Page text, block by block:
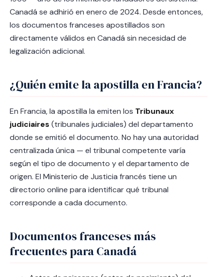
Canadá se adhirió en enero de 2024. Desde entonces,
los documentos franceses apostillados son
directamente válidos en Canadá sin necesidad de
legalización adicional.
¿Quién emite la apostilla en Francia?
En Francia, la apostilla la emiten los Tribunaux
judiciaires (tribunales judiciales) del departamento
donde se emitió el documento. No hay una autoridad
centralizada única — el tribunal competente varía
según el tipo de documento y el departamento de
origen. El Ministerio de Justicia francés tiene un
directorio online para identificar qué tribunal
corresponde a cada documento.
Documentos franceses más
frecuentes para Canadá